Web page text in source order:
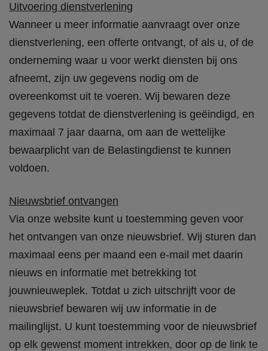
Uitvoering dienstverlening
Wanneer u meer informatie aanvraagt over onze
dienstverlening, een offerte ontvangt, of als u, of de
onderneming waar u voor werkt diensten bij ons
afneemt, zijn uw gegevens nodig om de
overeenkomst uit te voeren. Wij bewaren deze
gegevens totdat de dienstverlening is geëindigd, en
maximaal 7 jaar daarna, om aan de wettelijke
bewaarplicht van de Belastingdienst te kunnen
voldoen.
Nieuwsbrief ontvangen
Via onze website kunt u toestemming geven voor
het ontvangen van onze nieuwsbrief. Wij sturen dan
maximaal eens per maand een e-mail met daarin
nieuws en informatie met betrekking tot
jouwnieuweplek. Totdat u zich uitschrijft voor de
nieuwsbrief bewaren wij uw informatie in de
mailinglijst. U kunt toestemming voor de nieuwsbrief
op elk gewenst moment intrekken, door op de link te